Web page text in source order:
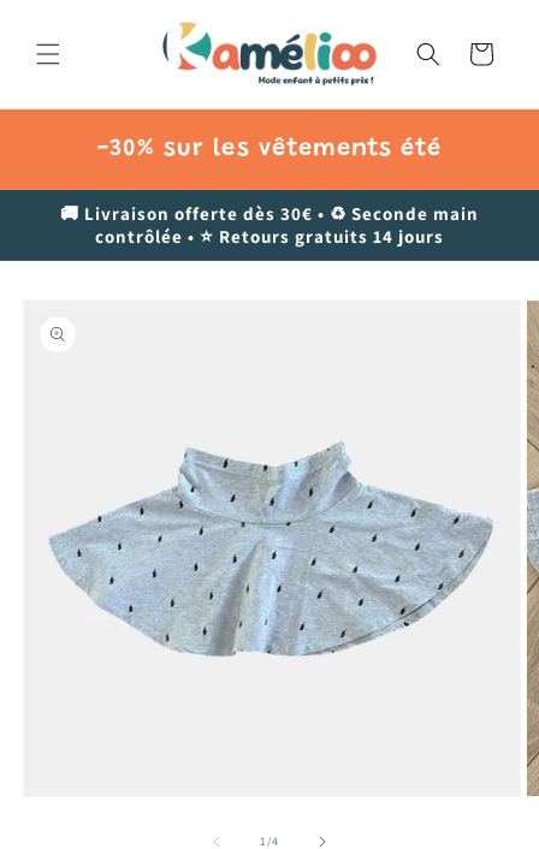
au
contenu
Panier
-30% sur les vêtements été
🚚 Livraison offerte dès 30€ • ♻️ Seconde main
contrôlée • ⭐ Retours gratuits 14 jours
produits
1/de
4